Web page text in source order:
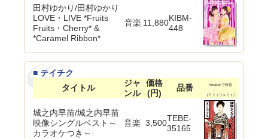
田村ゆかり/田村ゆかり
LOVE・LIVE *Fruits
Fruits・Cherry* &
*Caramel Ribbon*
音楽 11,880KIBM-
448
■ テイチク
タイトル
ジャ
ンル
価格
(円)
品番 Amazonで検索
(アフィリエイト)
城之内早苗/城之内早苗
映像シングルベスト～
カラオケつき～
音楽 3,500TEBE-
35165